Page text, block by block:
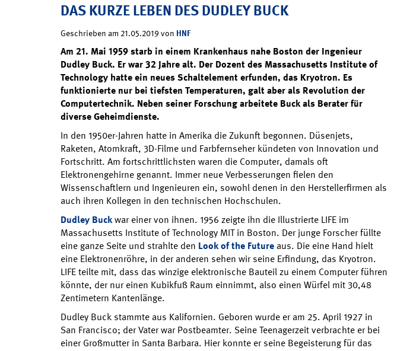
DAS KURZE LEBEN DES DUDLEY BUCK
Geschrieben am 21.05.2019 von HNF
Am 21. Mai 1959 starb in einem Krankenhaus nahe Boston der Ingenieur
Dudley Buck. Er war 32 Jahre alt. Der Dozent des Massachusetts Institute of
Technology hatte ein neues Schaltelement erfunden, das Kryotron. Es
funktionierte nur bei tiefsten Temperaturen, galt aber als Revolution der
Computertechnik. Neben seiner Forschung arbeitete Buck als Berater für
diverse Geheimdienste.
In den 1950er-Jahren hatte in Amerika die Zukunft begonnen. Düsenjets,
Raketen, Atomkraft, 3D-Filme und Farbfernseher kündeten von Innovation und
Fortschritt. Am fortschrittlichsten waren die Computer, damals oft
Elektronengehirne genannt. Immer neue Verbesserungen fielen den
Wissenschaftlern und Ingenieuren ein, sowohl denen in den Herstellerfirmen als
auch ihren Kollegen in den technischen Hochschulen.
Dudley Buckwar einer von ihnen. 1956 zeigte ihn die Illustrierte LIFE im
Massachusetts Institute of Technology MIT in Boston. Der junge Forscher füllte
eine ganze Seite und strahlte den Look of the Future aus. Die eine Hand hielt
eine Elektronenröhre, in der anderen sehen wir seine Erfindung, das Kryotron.
LIFE teilte mit, dass das winzige elektronische Bauteil zu einem Computer führen
könnte, der nur einen Kubikfuß Raum einnimmt, also einen Würfel mit 30,48
Zentimetern Kantenlänge.
Dudley Buck stammte aus Kalifornien. Geboren wurde er am 25. April 1927 in
San Francisco; der Vater war Postbeamter. Seine Teenagerzeit verbrachte er bei
einer Großmutter in Santa Barbara. Hier konnte er seine Begeisterung für das